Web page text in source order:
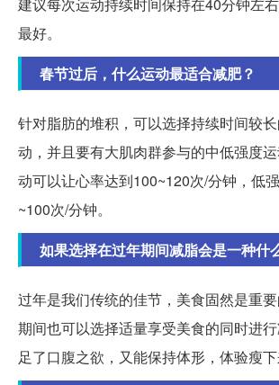
建议每次运动持续时间保持在40分钟左
最好。
春节过后，什么运动最适合减肥？
针对脂肪的堆积，可以选择持续时间较
动，并且要有大肌肉群参与的中低强度
动可以让心率达到100~120次/分钟，低
~100次/分钟。
如果选择在过年期间减脂会是一种什
过年是我们传统的佳节，美食固然是重
期间也可以选择适量享受美食的同时进
足了口腹之欲，又能保持体形，体验瘦下